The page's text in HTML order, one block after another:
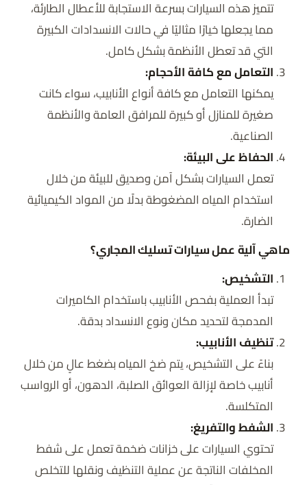
تتميز هذه السيارات بسرعة الاستجابة للأعطال الطارئة،
مما يجعلها خيارًا مثاليًا في حالات الانسدادات الكبيرة
التي قد تعطل الأنظمة بشكل كامل.
التعامل مع كافة الأحجام:
يمكنها التعامل مع كافة أنواع الأنابيب، سواء كانت
صغيرة للمنازل أو كبيرة للمرافق العامة والأنظمة
الصناعية.
الحفاظ على البيئة:
تعمل السيارات بشكل آمن وصديق للبيئة من خلال
استخدام المياه المضغوطة بدلًا من المواد الكيميائية
الضارة.
ماهي آلية عمل سيارات تسليك المجاري؟
التشخيص:
تبدأ العملية بفحص الأنابيب باستخدام الكاميرات
المدمجة لتحديد مكان ونوع الانسداد بدقة.
تنظيف الأنابيب:
بناءً على التشخيص، يتم ضخ المياه بضغط عالٍ من خلال
أنابيب خاصة لإزالة العوائق الصلبة، الدهون، أو الرواسب
المتكلسة.
الشفط والتفريغ:
تحتوي السيارات على خزانات ضخمة تعمل على شفط
المخلفات الناتجة عن عملية التنظيف ونقلها للتخلص